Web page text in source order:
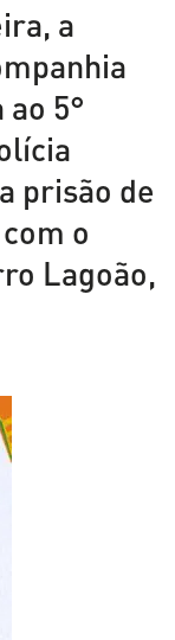
a
5°
prisão de
o
Lagoão,